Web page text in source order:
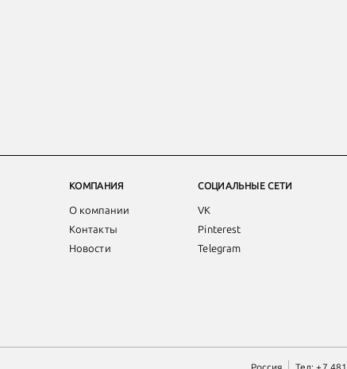
КОМПАНИЯ
О компании
Контакты
Новости
СОЦИАЛЬНЫЕ СЕТИ
VK
Pinterest
Telegram